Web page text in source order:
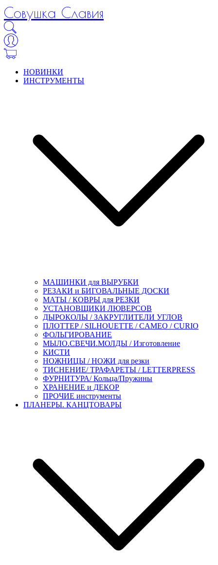
Совушка Славия
НОВИНКИ
ИНСТРУМЕНТЫ
МАШИНКИ для ВЫРУБКИ
РЕЗАКИ и БИГОВАЛЬНЫЕ ДОСКИ
МАТЫ / КОВРЫ для РЕЗКИ
УСТАНОВЩИКИ ЛЮВЕРСОВ
ДЫРОКОЛЫ / ЗАКРУГЛИТЕЛИ УГЛОВ
ПЛОТТЕР / SILHOUETTE / CAMEO / CURIO
ФОЛЬГИРОВАНИЕ
МЫЛО.СВЕЧИ.МОЛДЫ / Изготовление
КИСТИ
НОЖНИЦЫ / НОЖИ для резки
ТИСНЕНИЕ/ ТРАФАРЕТЫ / LETTERPRESS
ФУРНИТУРА/ Кольца/Пружины
ХРАНЕНИЕ и ДЕКОР
ПРОЧИЕ инструменты
ПЛАНЕРЫ. КАНЦТОВАРЫ